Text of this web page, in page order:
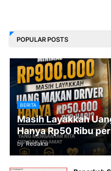
POPULAR POSTS
BERITA
Masih Layakkah
Hanya Rp50 Ribu
by Redaksi